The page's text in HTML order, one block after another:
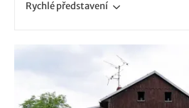
Rychlépředstavení